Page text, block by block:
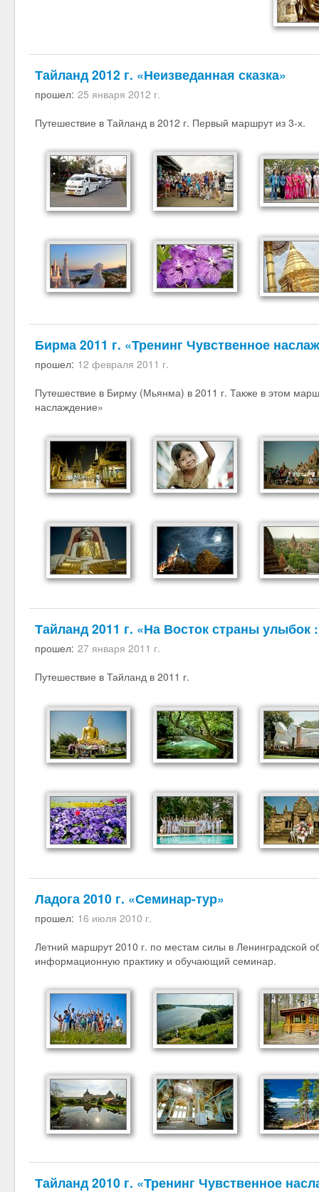
Тайланд 2012 г. «Неизведанная сказка»
прошел: 25 января 2012 г.
Путешествие в Тайланд в 2012 г. Первый маршрут из 3-х.
Бирма 2011 г. «Тренинг Чувственное
прошел: 12 февраля 2011 г.
Путешествие в Бирму (Мьянма) в 2011 г. Также в этом
наслаждение»
Тайланд 2011 г. «На Восток страны улыбок
прошел: 27 января 2011 г.
Путешествие в Тайланд в 2011 г.
Ладога 2010 г. «Семинар-тур»
прошел: 16 июля 2010 г.
Летний маршрут 2010 г. по местам силы в Ленинградской
информационную практику и обучающий семинар.
Тайланд 2010 г. «Тренинг Чувственное